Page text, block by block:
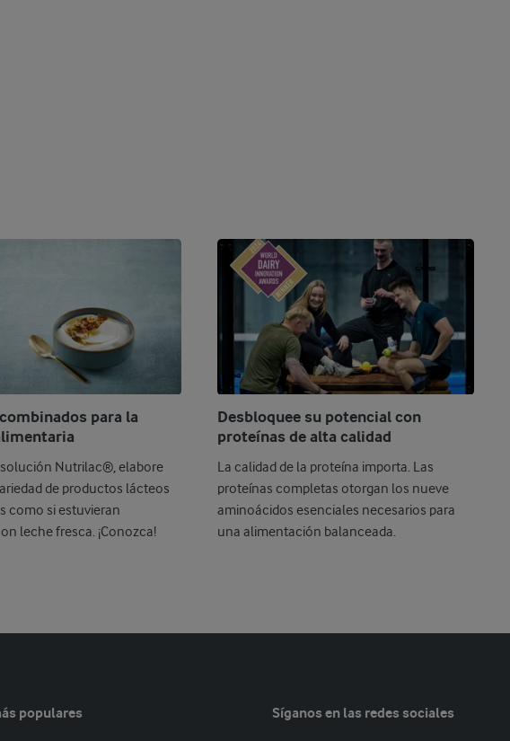
para la
Nutrilac®, elabore
de productos lácteos
como si estuvieran
leche fresca. ¡Conozca!
Desbloquee su potencial con
proteínas de alta calidad
La calidad de la proteína importa. Las
proteínas completas otorgan los nueve
aminoácidos esenciales necesarios para
una alimentación balanceada.
populares Síganos en las redes sociales